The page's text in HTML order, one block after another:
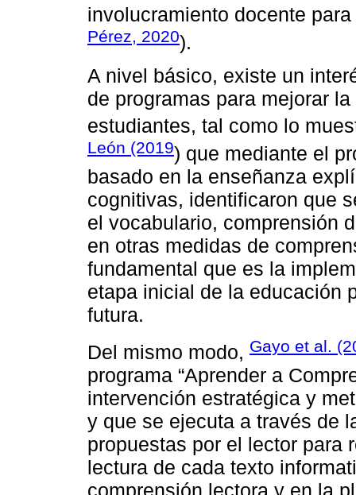
involucramiento docente
Pérez, 2020).
A nivel básico, existe un
de programas para mejorar
estudiantes, tal como lo
León (2019) que mediante el
basado en la enseñanza
cognitivas, identificaron que
el vocabulario, comprensión
en otras medidas de
fundamental que es la
etapa inicial de la educación
futura.
Del mismo modo, Gayo et al.
programa “Aprender a
intervención estratégica y
y que se ejecuta a través de
propuestas por el lector para
lectura de cada texto
comprensión lectora y en la